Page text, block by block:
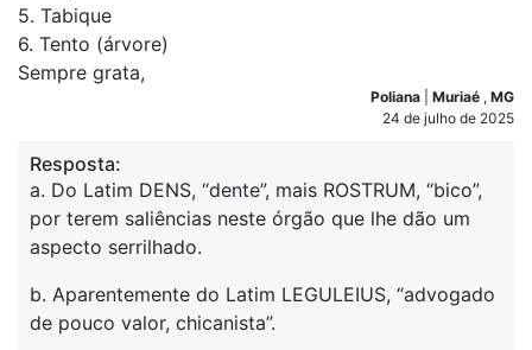
5. Tabique
6. Tento (árvore)
Sempre grata,
Poliana Muriaé , MG
24 de julho de 2025
Resposta:
a. Do Latim DENS, “dente”, mais ROSTRUM, “bico”,
por terem saliências neste órgão que lhe dão um
aspecto serrilhado.
b. Aparentemente do Latim LEGULEIUS, “advogado
de pouco valor, chicanista”.